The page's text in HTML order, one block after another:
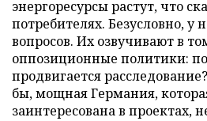
энергоресурсы растут, что
потребителях. Безусловно, у
вопросов. Их озвучивают в
оппозиционные политики:
продвигается
бы, мощная Германия,
заинтересована в проектах,